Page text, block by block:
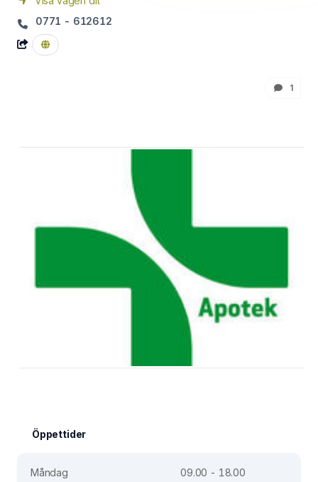
0771 - 612612
1
Öppettider
Måndag
09.00 - 18.00